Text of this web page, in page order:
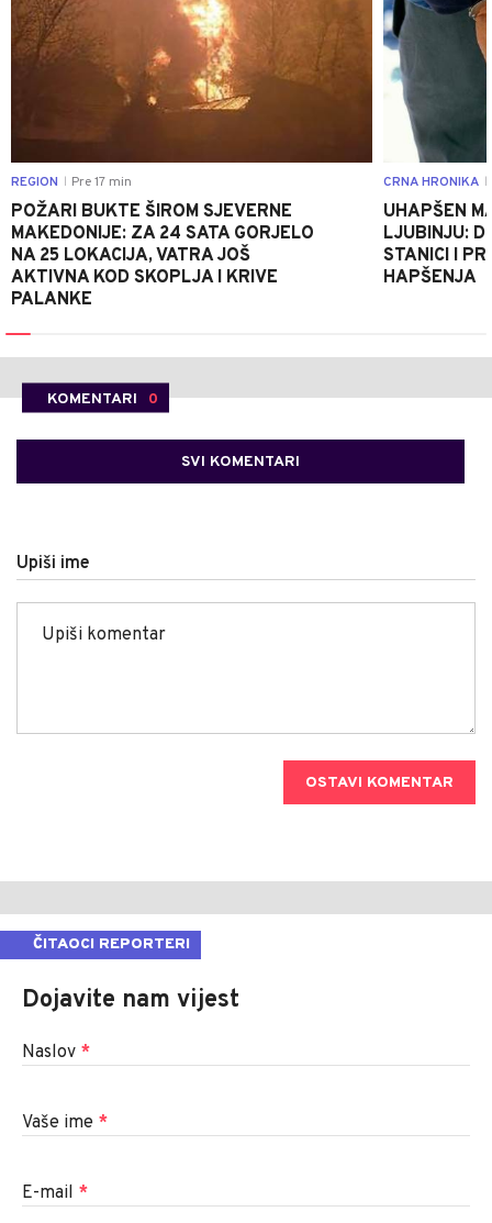
REGION Pre 17 min
POŽARI BUKTE ŠIROM SJEVERNE
MAKEDONIJE: ZA 24 SATA GORJELO
NA 25 LOKACIJA, VATRA JOŠ
AKTIVNA KOD SKOPLJA I KRIVE
PALANKE
CRNA HRONIKA
UHAPŠEN
LJUBINJU:
STANICI I
HAPŠENJA
KOMENTARI 0
SVI KOMENTARI
Upiši ime
OSTAVI KOMENTAR
ČITAOCI REPORTERI
Dojavite nam vijest
Naslov *
Vaše ime *
E-mail *